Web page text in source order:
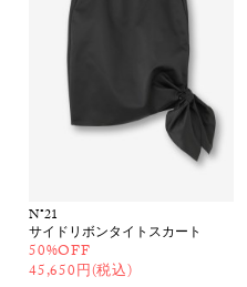
N°21
サイドリボンタイトスカート
50%OFF
45,650円(税込)